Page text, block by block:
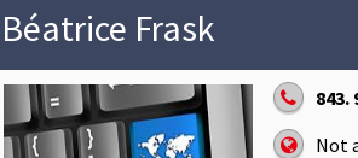
Béatrice Frask
843.
Not